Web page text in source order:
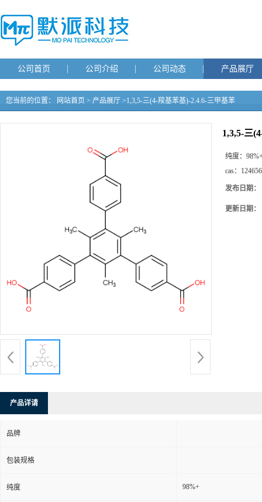
公司首页 公司介绍 公司动态 产品展厅
您当前的位置： 网站首页 > 产品展厅 >1,3,5-三(4-羧基苯基)-2.4.6-三甲基苯
1,3,5-三
纯度：
cas：
发布日期：
更新日期：
产品详请
品牌
包装规格
纯度 98%+